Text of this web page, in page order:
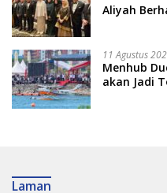
Aliyah
11 Agustus
Menhub
akan Jadi
Laman